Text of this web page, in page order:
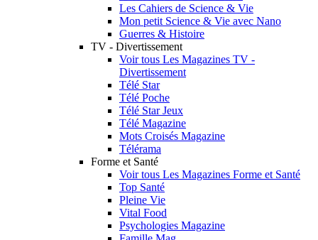
Les Cahiers de Science & Vie
Mon petit Science & Vie avec Nano
Guerres & Histoire
TV - Divertissement
Voir tous Les Magazines TV -
Divertissement
Télé Star
Télé Poche
Télé Star Jeux
Télé Magazine
Mots Croisés Magazine
Télérama
Forme et Santé
Voir tous Les Magazines Forme et Santé
Top Santé
Pleine Vie
Vital Food
Psychologies Magazine